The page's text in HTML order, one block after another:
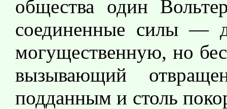
общества один
соединенные силы —
могущественную, но
вызывающий
подданным и столь